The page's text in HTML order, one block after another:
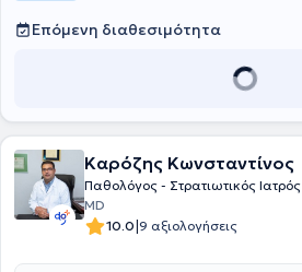
Επόμενη διαθεσιμότητα
Καρόζης Κωνσταντίνος
Παθολόγος - Στρατιωτικός Ιατρός
MD
10.0|9 αξιολογήσεις